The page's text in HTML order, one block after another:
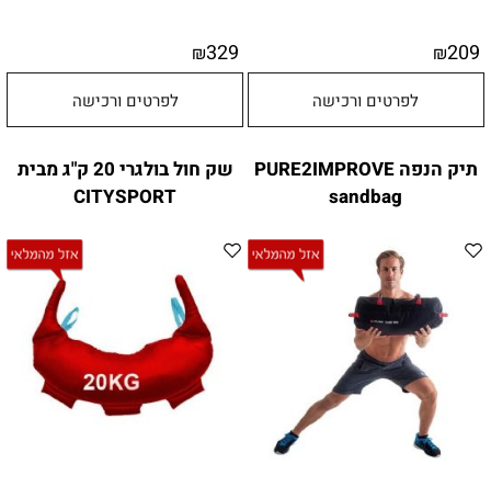
₪209
לפרטים ורכישה
₪329
לפרטים ורכישה
תיק הנפה PURE2IMPROVE
sandbag
שק חול בולגרי 20 ק"ג מבית
CITYSPORT